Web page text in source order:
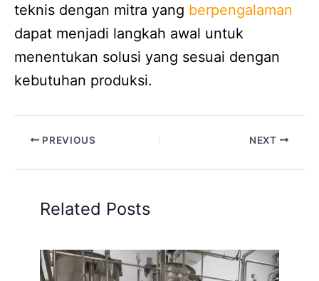
teknis dengan mitra yang berpengalaman
dapat menjadi langkah awal untuk
menentukan solusi yang sesuai dengan
kebutuhan produksi.
PREVIOUS NEXT
Related Posts